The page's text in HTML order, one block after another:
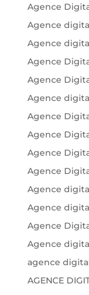
Agence
Agence
Agence
Agence
Agence
Agence
Agence
Agence
Agence
Agence
Agence
Agence
Agence
Agence
agence
AGENCE